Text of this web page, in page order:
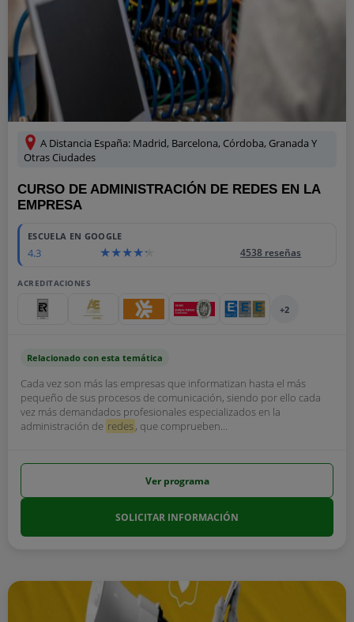
A Distancia España: Madrid, Barcelona, Córdoba, Granada Y
Otras Ciudades
CURSO DE ADMINISTRACIÓN DE REDES EN LA
EMPRESA
ESCUELA EN GOOGLE
4.3 4538 reseñas
ACREDITACIONES
+2
Relacionado con esta temática
Cada vez son más las empresas que informatizan hasta el más
pequeño de sus procesos de comunicación, siendo por ello cada
vez más demandados profesionales especializados en la
administración de redes, que comprueben...
Ver programa
SOLICITAR INFORMACIÓN